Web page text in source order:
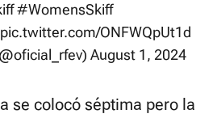
#WomensSkiff
pic.twitter.com/ONFWQpUt1d
August 1, 2024
se colocó séptima pero la